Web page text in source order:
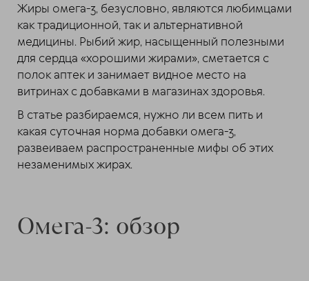
Жиры омега-3, безусловно, являются любимцами
как традиционной, так и альтернативной
медицины. Рыбий жир, насыщенный полезными
для сердца «хорошими жирами», сметается с
полок аптек и занимает видное место на
витринах с добавками в магазинах здоровья.
В статье разбираемся, нужно ли всем пить и
какая суточная норма добавки омега-3,
развеиваем распространенные мифы об этих
незаменимых жирах.
Омега-3: обзор